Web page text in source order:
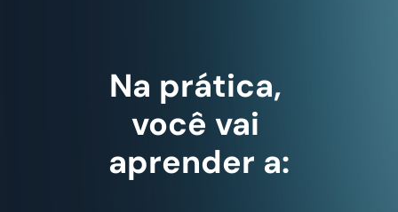
Na prática,
você vai
aprender a: